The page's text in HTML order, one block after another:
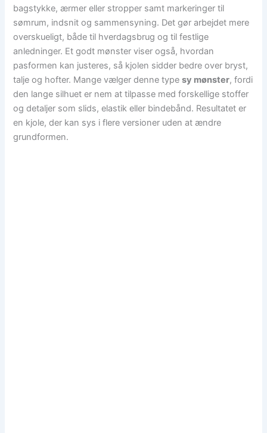
bagstykke, ærmer eller stropper samt markeringer til
sømrum, indsnit og sammensyning. Det gør arbejdet mere
overskueligt, både til hverdagsbrug og til festlige
anledninger. Et godt mønster viser også, hvordan
pasformen kan justeres, så kjolen sidder bedre over bryst,
talje og hofter. Mange vælger denne typesy mønster, fordi
den lange silhuet er nem at tilpasse med forskellige stoffer
og detaljer som slids, elastik eller bindebånd. Resultatet er
en kjole, der kan sys i flere versioner uden at ændre
grundformen.